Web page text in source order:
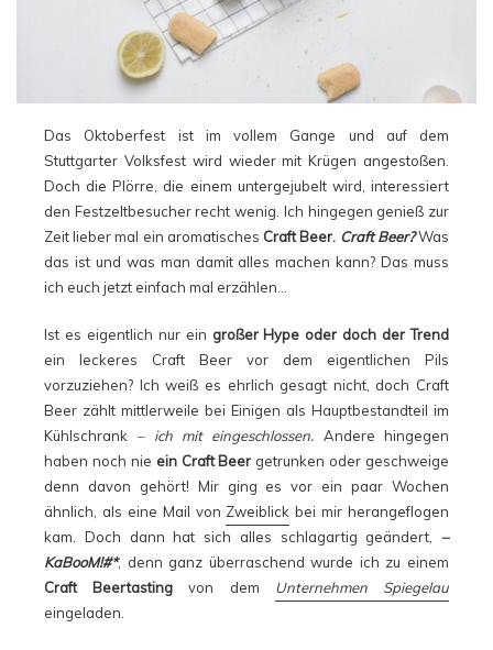
Das Oktoberfest ist im vollem Gange und auf dem
Stuttgarter Volksfest wird wieder mit Krügen angestoßen.
Doch die Plörre, die einem untergejubelt wird, interessiert
den Festzeltbesucher recht wenig. Ich hingegen genieß zur
Zeit lieber mal ein aromatisches Craft Beer. Craft Beer?Was
das ist und was man damit alles machen kann? Das muss
ich euch jetzt einfach mal erzählen…
Ist es eigentlich nur ein großer Hype oder doch der Trend
ein leckeres Craft Beer vor dem eigentlichen Pils
vorzuziehen? Ich weiß es ehrlich gesagt nicht, doch Craft
Beer zählt mittlerweile bei Einigen als Hauptbestandteil im
Kühlschrank – ich mit eingeschlossen. Andere hingegen
haben noch nie ein Craft Beer getrunken oder geschweige
denn davon gehört! Mir ging es vor ein paar Wochen
ähnlich, als eine Mail von Zweiblick bei mir herangeflogen
kam. Doch dann hat sich alles schlagartig geändert, –
KaBooM!#*, denn ganz überraschend wurde ich zu einem
Craft Beertasting von dem Unternehmen Spiegelau
eingeladen.